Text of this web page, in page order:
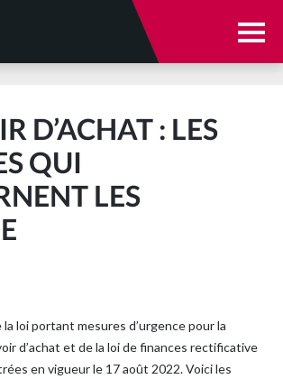
Nos expertises
Votre secteur d’activité
E-solutions
Nous rejoindre
nous ?
D’ACHAT : LES
QUI
LES
loi portant mesures d’urgence pour la
d’achat et de la loi de finances rectificative
en vigueur le 17 août 2022. Voici les